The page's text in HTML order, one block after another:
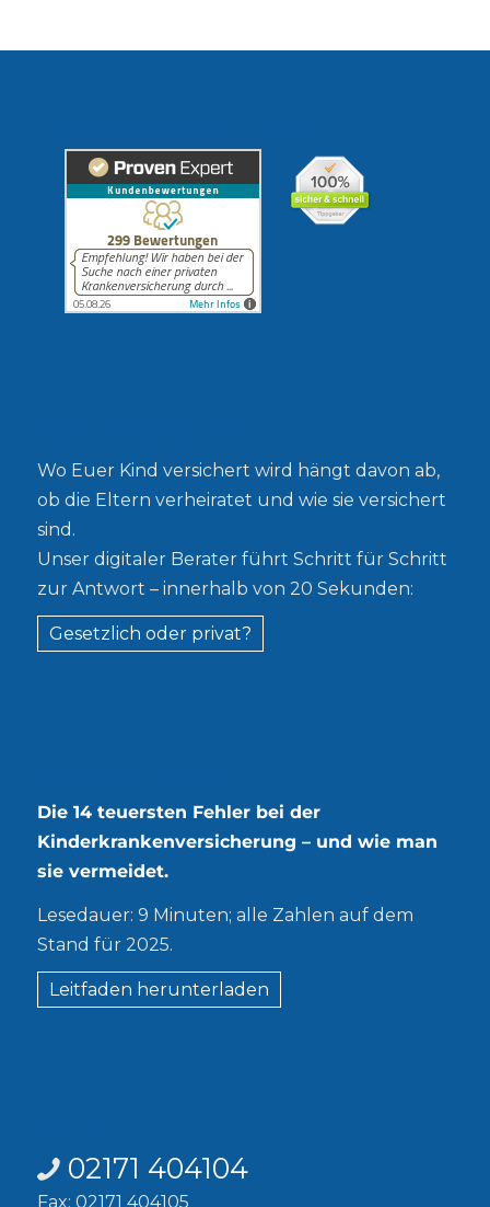
Wo Euer Kind versichert wird hängt davon ab,
ob die Eltern verheiratet und wie sie versichert
sind.
Unser digitaler Berater führt Schritt für Schritt
zur Antwort – innerhalb von 20 Sekunden:
Gesetzlich oder privat?
Die 14 teuersten Fehler bei der
Kinderkrankenversicherung – und wie man
sie vermeidet.
Lesedauer: 9 Minuten; alle Zahlen auf dem
Stand für 2025.
Leitfaden herunterladen
02171 404104
Fax: 02171 404105